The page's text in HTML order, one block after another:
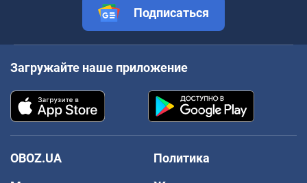
Подписаться
Загружайте наше приложение
OBOZ.UA
Политика